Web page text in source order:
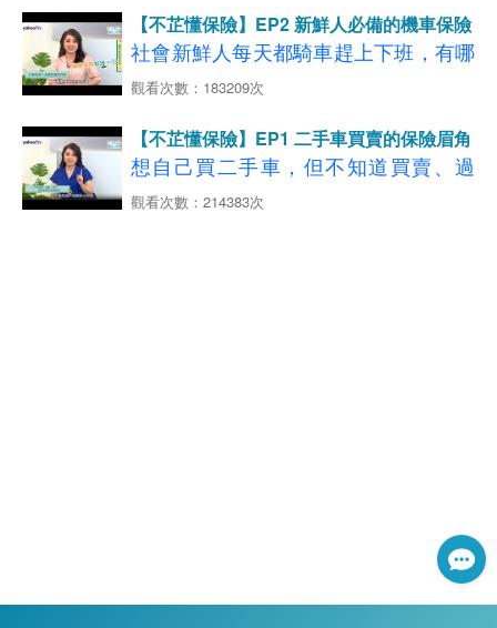
→了解更多，立即試算投保GO
看更多 【住宅火險保障】
元化保險捍衛溫暖家園
看更多【第三人責任險】
延伸閱讀：五分鐘快速認識汽車保險
況也不少？！
【10:04-12:22】離島自由行 租來的車
撞壞了怎麼辦？
【12:19-13:20】離島租車旅遊更安
心！旅平+附加租借車險
◆影片分段重點說明如下：
【01:56-06:02】Eason夜衝私房秘境大
公開
【06:40-09:57】大學生騎車神隊友！
強制+第三人責任險
【10:04-12:22】投保第三人責任險+超
額責任險 遇超跑才不會心驚
◆影片分段重點說明如下：
【00:57-02:19】租屋找房眉角多 居住
安全擺第一
【02:21-04:53】租屋處遭祝融 驚險一
瞬間
延伸閱讀：【房客自救必看】租屋族4
大居家風險 有「它」就搞定
【不芷懂保險】EP2 新鮮人必備的機車保險
社會新鮮人每天都騎車趕上下班，有哪
些機車相關的保險知識是我們一定要知
◆影片分段重點說明如下：
【00:46-03:12】第一份薪水開始存 25
觀看次數：183209次
【不芷懂保險】EP1 二手車買賣的保險眉角
想自己買二手車，但不知道買賣、過
戶、保險該注意哪些？
【14:45-15:25】二手車車險不可省! 專
觀看次數：214383次